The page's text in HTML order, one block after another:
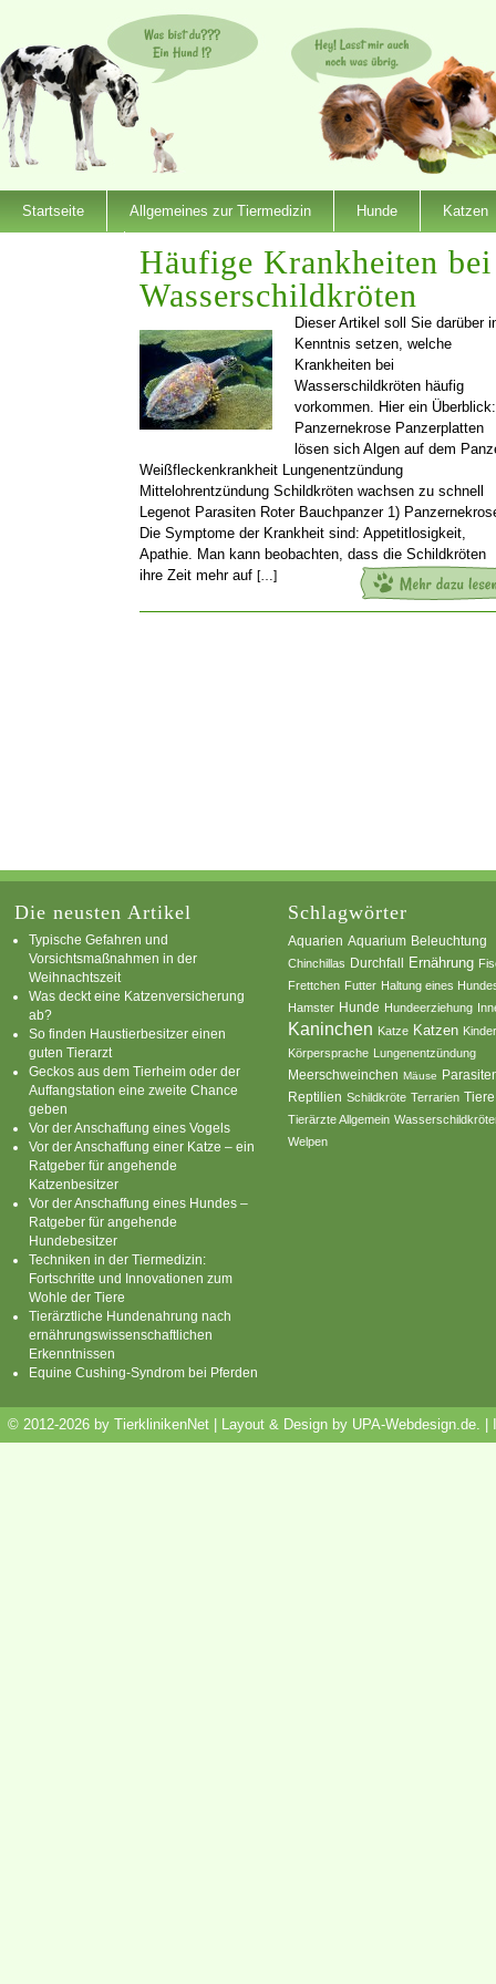
Startseite Allgemeines zur Tiermedizin Hunde Katzen
Häufige Krankheiten bei
Wasserschildkröten
Dieser Artikel soll Sie darüber
Kenntnis setzen, welche
Krankheiten bei
Wasserschildkröten häufig
vorkommen. Hier ein Überblick:
Panzernekrose Panzerplatten
lösen sich Algen auf dem
Weißfleckenkrankheit Lungenentzündung
Mittelohrentzündung Schildkröten wachsen zu schnell
Legenot Parasiten Roter Bauchpanzer 1)
Die Symptome der Krankheit sind: Appetitlosigkeit,
Apathie. Man kann beobachten, dass die Schildkröten
ihre Zeit mehr auf […]
Die neusten Artikel
Typische Gefahren und
Vorsichtsmaßnahmen in der
Weihnachtszeit
Was deckt eine Katzenversicherung
ab?
So finden Haustierbesitzer einen
guten Tierarzt
Geckos aus dem Tierheim oder der
Auffangstation eine zweite Chance
geben
Vor der Anschaffung eines Vogels
Vor der Anschaffung einer Katze – ein
Ratgeber für angehende
Katzenbesitzer
Vor der Anschaffung eines Hundes –
Ratgeber für angehende
Hundebesitzer
Techniken in der Tiermedizin:
Fortschritte und Innovationen zum
Wohle der Tiere
Tierärztliche Hundenahrung nach
ernährungswissenschaftlichen
Erkenntnissen
Equine Cushing-Syndrom bei Pferden
Schlagwörter
Aquarien Aquarium Beleuchtung
Chinchillas Durchfall Ernährung
Frettchen Futter Haltung eines
Hamster Hunde Hundeerziehung
Kaninchen Katze Katzen
Körpersprache Lungenentzündung
Meerschweinchen Mäuse
Reptilien Schildkröte Terrarien Tiere
Tierärzte Allgemein
Welpen
© 2012-2026 by TierklinikenNet | Layout & Design by UPA-Webdesign.de.